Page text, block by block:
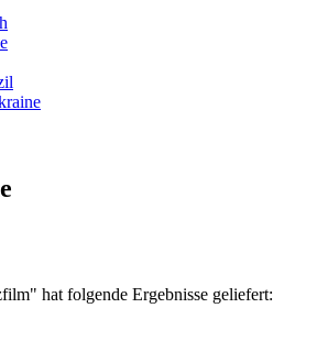
hat folgende Ergebnisse geliefert: